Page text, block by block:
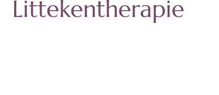
Littekentherapie